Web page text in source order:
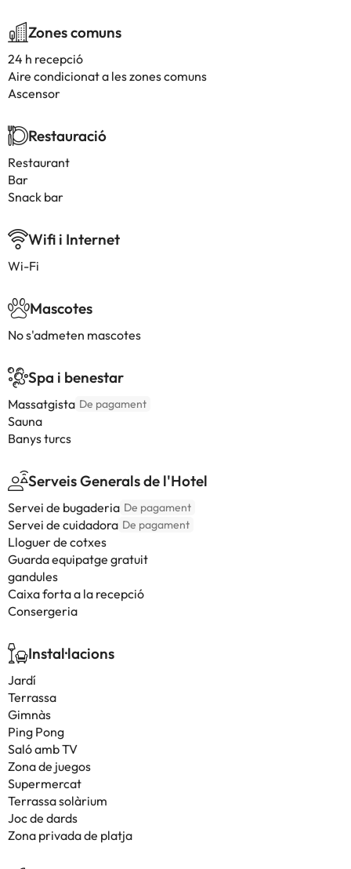
Zones comuns
24 h recepció
Aire condicionat a les zones comuns
Ascensor
Restauració
Restaurant
Bar
Snack bar
Wifi i Internet
Wi-Fi
Mascotes
No s'admeten mascotes
Spa i benestar
Massatgista De pagament
Sauna
Banys turcs
Serveis Generals de l'Hotel
Servei de bugaderia De pagament
Servei de cuidadora De pagament
Lloguer de cotxes
Guarda equipatge gratuit
gandules
Caixa forta a la recepció
Consergeria
Instal·lacions
Jardí
Terrassa
Gimnàs
Ping Pong
Saló amb TV
Zona de juegos
Supermercat
Terrassa solàrium
Joc de dards
Zona privada de platja